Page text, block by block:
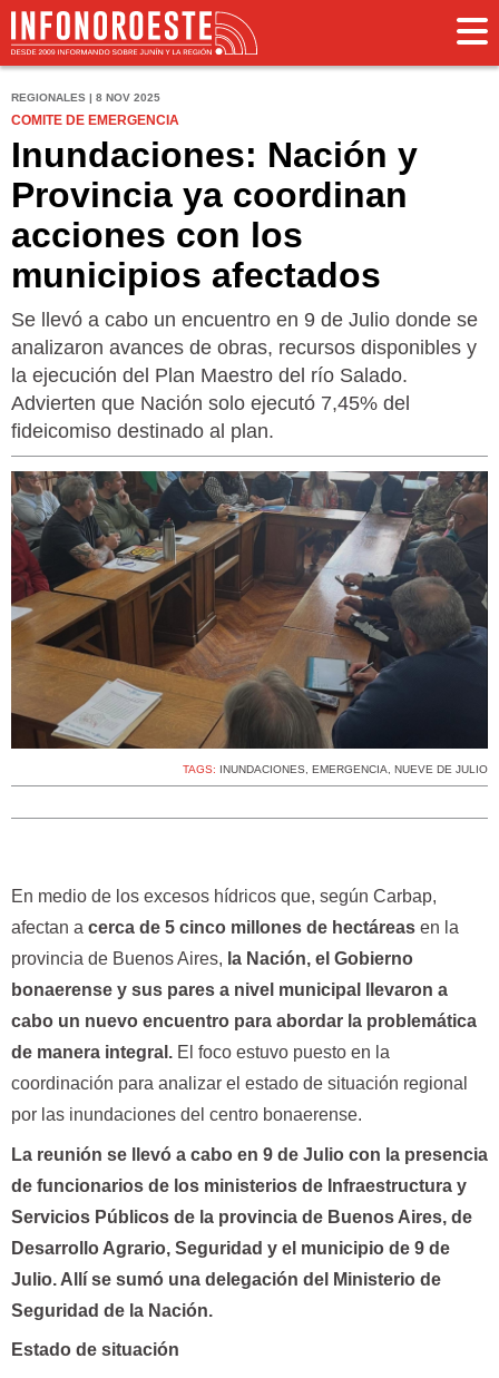
REGIONALES | 8 NOV 2025
COMITE DE EMERGENCIA
Inundaciones: Nación y
Provincia ya coordinan
acciones con los
municipios afectados
Se llevó a cabo un encuentro en 9 de Julio donde se
analizaron avances de obras, recursos disponibles y
la ejecución del Plan Maestro del río Salado.
Advierten que Nación solo ejecutó 7,45% del
fideicomiso destinado al plan.
TAGS: INUNDACIONES, EMERGENCIA, NUEVE DE JULIO
En medio de los excesos hídricos que, según Carbap,
afectan a cerca de 5 cinco millones de hectáreas en la
provincia de Buenos Aires, la Nación, el Gobierno
bonaerense y sus pares a nivel municipal llevaron a
cabo un nuevo encuentro para abordar la problemática
de manera integral. El foco estuvo puesto en la
coordinación para analizar el estado de situación regional
por las inundaciones del centro bonaerense.
La reunión se llevó a cabo en 9 de Julio con la presencia
de funcionarios de los ministerios de Infraestructura y
Servicios Públicos de la provincia de Buenos Aires, de
Desarrollo Agrario, Seguridad y el municipio de 9 de
Julio. Allí se sumó una delegación del Ministerio de
Seguridad de la Nación.
Estado de situación